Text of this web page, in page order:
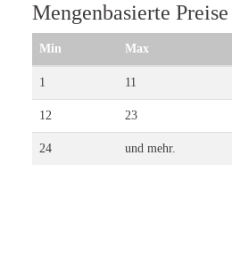
Slim
Tips
Menge
Mengenbasierte Preise
Min Max
1 11
12 23
24 und mehr.